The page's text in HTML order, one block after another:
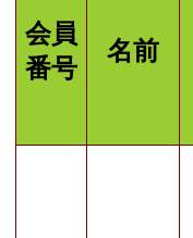
会員
番号
名前